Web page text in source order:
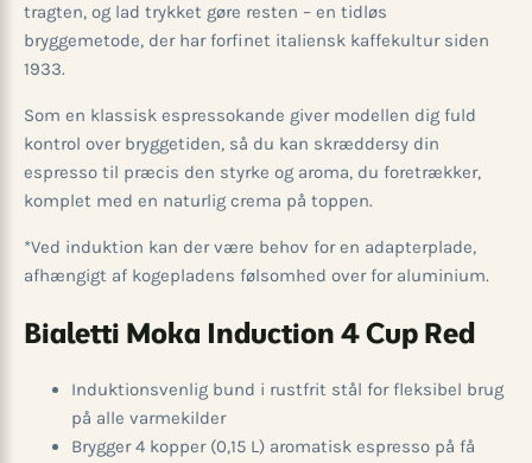
tragten, og lad trykket gøre resten – en tidløs
bryggemetode, der har forfinet italiensk kaffekultur siden
1933.
Som en klassisk espressokande giver modellen dig fuld
kontrol over bryggetiden, så du kan skræddersy din
espresso til præcis den styrke og aroma, du foretrækker,
komplet med en naturlig crema på toppen.
*Ved induktion kan der være behov for en adapterplade,
afhængigt af kogepladens følsomhed over for aluminium.
Bialetti Moka Induction 4 Cup Red
Induktionsvenlig bund i rustfrit stål for fleksibel brug
på alle varmekilder
Brygger 4 kopper (0,15 L) aromatisk espresso på få